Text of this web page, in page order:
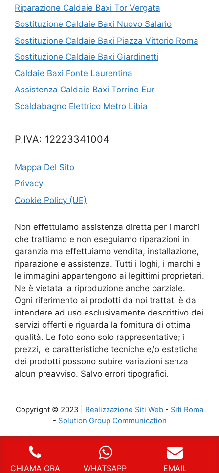
Riparazione Caldaie Baxi Tor Vergata
Sostituzione Caldaie Baxi Nuovo Salario
Sostituzione Caldaie Baxi Piazza Vittorio Roma
Sostituzione Caldaie Baxi Giardinetti
Caldaie Baxi Fonte Laurentina
Assistenza Caldaie Baxi Torrino Eur
Scaldabagno Elettrico Metro Libia
P.IVA: 12223341004
Mappa Del Sito
Privacy
Cookie Policy (UE)
Non effettuiamo assistenza diretta per i marchi
che trattiamo e non eseguiamo riparazioni in
garanzia ma effettuiamo vendita, installazione,
riparazione e assistenza. Tutti i loghi, i marchi e
le immagini appartengono ai legittimi proprietari.
Ne è vietata la riproduzione anche parziale.
Ogni riferimento ai prodotti da noi trattati è da
intendere ad uso esclusivamente descrittivo dei
servizi offerti e riguarda la fornitura di ottima
qualità. Le foto sono solo rappresentative; i
prezzi, le caratteristiche tecniche e/o estetiche
dei prodotti possono subire variazioni senza
alcun preavviso. Salvo errori tipografici.
Copyright © 2023 | Realizzazione Siti Web - Siti Roma
- Solution Group Communication
CHIAMA ORA WHATSAPP EMAIL